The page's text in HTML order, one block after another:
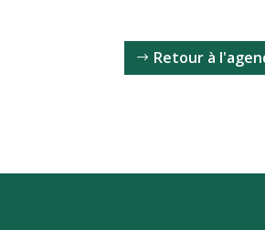
Retour à